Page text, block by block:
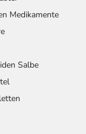
(GPSR)
Medikamente
Salbe